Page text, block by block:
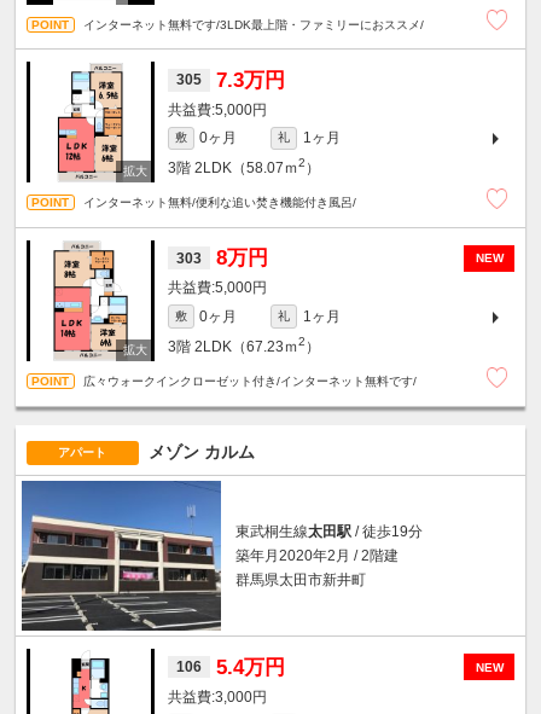
インターネット無料です/3LDK最上階・ファミリーにおススメ/
305 7.3万円
5,000円
敷 0ヶ月 礼
1ヶ月
3階 2LDK（58.07ｍ2 ）
インターネット無料/便利な追い焚き機能付き風呂/
NEW
303 8万円
5,000円
敷 0ヶ月 礼
1ヶ月
3階 2LDK（67.23ｍ2 ）
広々ウォークインクローゼット付き/インターネット無料です/
アパート メゾン カルム
東武桐生線太田駅 / 徒歩19分
築年月2020年2月 / 2階建
群馬県太田市新井町
NEW
106 5.4万円
3,000円